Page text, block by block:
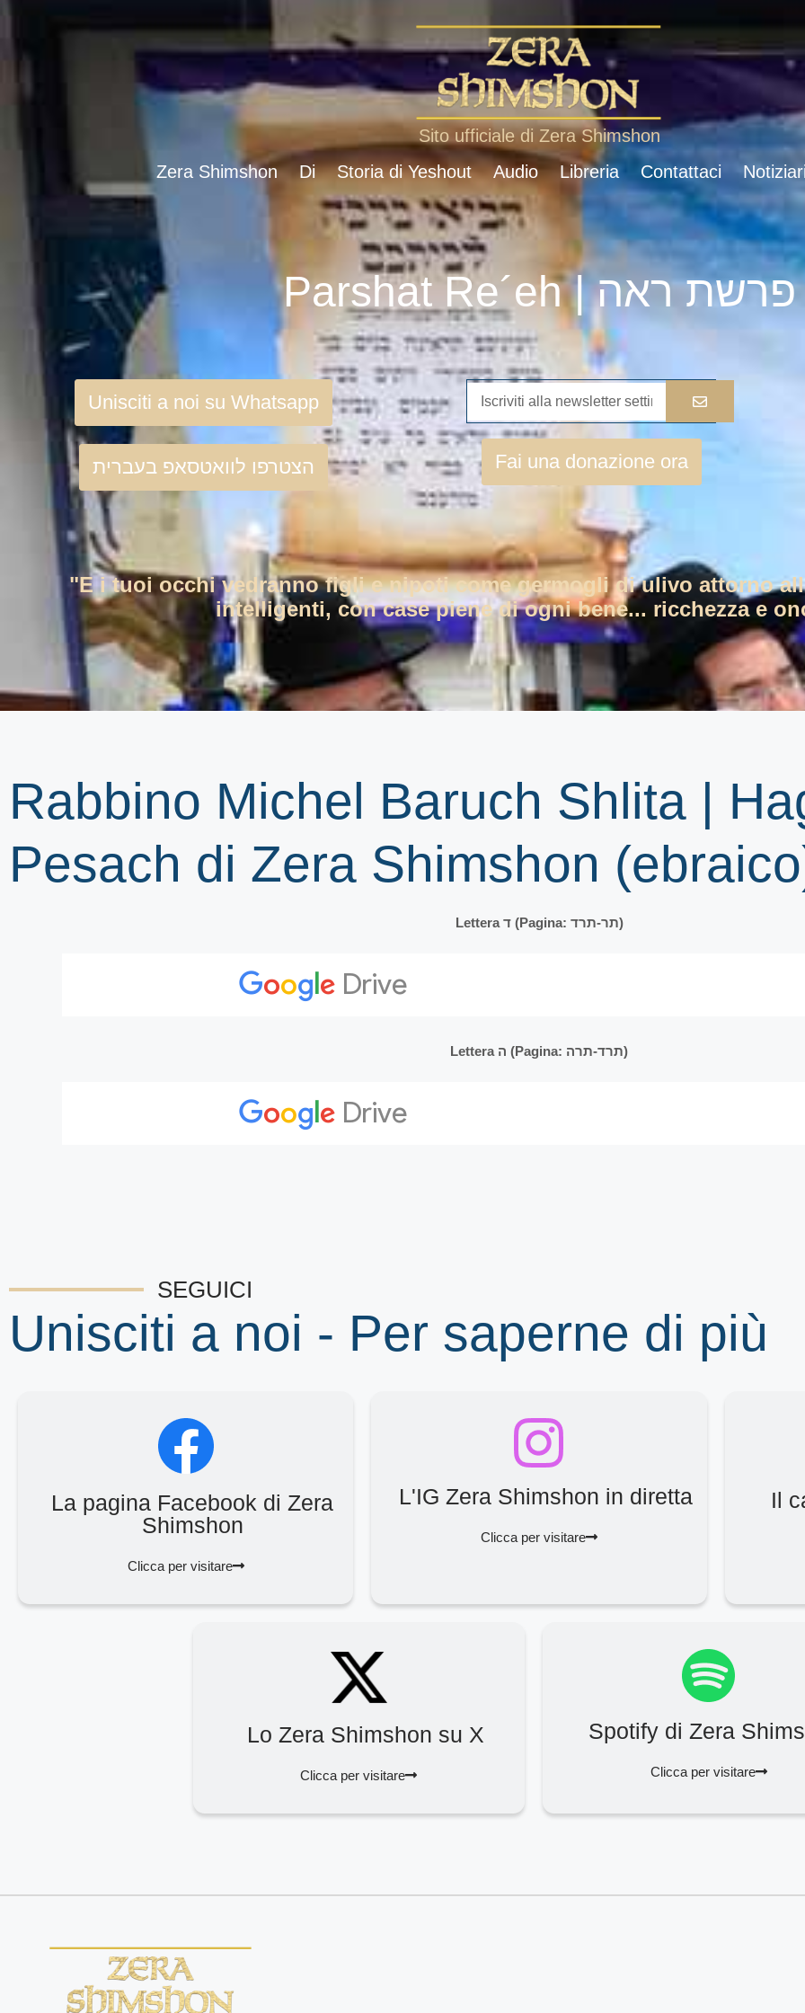
Sito ufficiale di Zera Shimshon
Zera Shimshon
Di Storia di Yeshout Audio Libreria Contattaci
Parshat Re´eh | פרשת ראה
Unisciti a noi su Whatsapp
הצטרפו לוואטסאפ בעברית Fai una donazione ora
"E i tuoi occhi vedranno figli e nipoti come germogli di ulivo attorno
intelligenti, con case piene di ogni bene... ricchezza e
Rabbino Michel Baruch Shlita |
Pesach di Zera Shimshon
Lettera ד (Pagina: תר-תרד)
Lettera ה (Pagina: תרד-תרה)
SEGUICI
Unisciti a noi - Per saperne di più
La pagina Facebook di Zera
Shimshon
Clicca per visitare
L'IG Zera Shimshon in diretta
Clicca per visitare
Il
Lo Zera Shimshon su X
Clicca per visitare
Spotify di Zera
Clicca per visitare